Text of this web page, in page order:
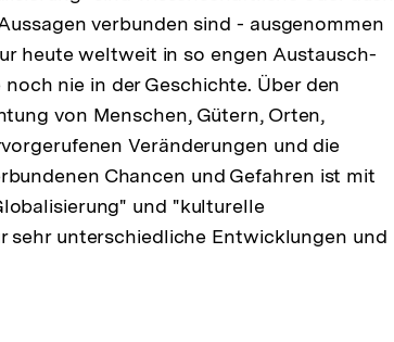
verbunden sind - ausgenommen
heute weltweit in so engen Austausch-
nie in der Geschichte. Über den
von Menschen, Gütern, Orten,
Veränderungen und die
Chancen und Gefahren ist mit
und "kulturelle
sehr unterschiedliche Entwicklungen und